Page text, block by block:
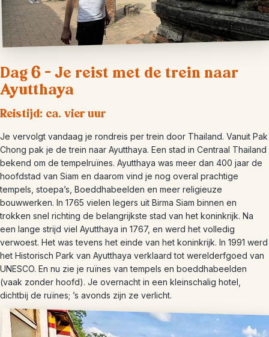
Dag 6 – Je reist met de trein naar
Ayutthaya
Reistijd: ca. vier uur
Je vervolgt vandaag je rondreis per trein door Thailand. Vanuit Pak
Chong pak je de trein naar Ayutthaya. Een stad in Centraal Thailand
bekend om de tempelruïnes. Ayutthaya was meer dan 400 jaar de
hoofdstad van Siam en daarom vind je nog overal prachtige
tempels, stoepa’s, Boeddhabeelden en meer religieuze
bouwwerken. In 1765 vielen legers uit Birma Siam binnen en
trokken snel richting de belangrijkste stad van het koninkrijk. Na
een lange strijd viel Ayutthaya in 1767, en werd het volledig
verwoest. Het was tevens het einde van het koninkrijk. In 1991 werd
het Historisch Park van Ayutthaya verklaard tot werelderfgoed van
UNESCO. En nu zie je ruïnes van tempels en boeddhabeelden
(vaak zonder hoofd). Je overnacht in een kleinschalig hotel,
dichtbij de ruïnes; ’s avonds zijn ze verlicht.